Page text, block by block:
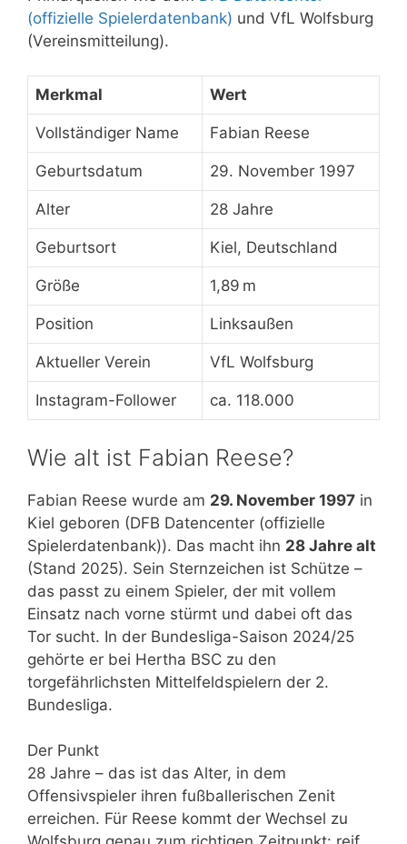
(offizielle Spielerdatenbank) und VfL Wolfsburg
(Vereinsmitteilung).
Merkmal Wert
Vollständiger Name Fabian Reese
Geburtsdatum 29. November 1997
Alter 28 Jahre
Geburtsort Kiel, Deutschland
Größe 1,89 m
Position Linksaußen
Aktueller Verein VfL Wolfsburg
Instagram-Follower ca. 118.000
Wie alt ist Fabian Reese?
Fabian Reese wurde am 29. November 1997 in
Kiel geboren (DFB Datencenter (offizielle
Spielerdatenbank)). Das macht ihn 28 Jahre alt
(Stand 2025). Sein Sternzeichen ist Schütze –
das passt zu einem Spieler, der mit vollem
Einsatz nach vorne stürmt und dabei oft das
Tor sucht. In der Bundesliga-Saison 2024/25
gehörte er bei Hertha BSC zu den
torgefährlichsten Mittelfeldspielern der 2.
Bundesliga.
Der Punkt
28 Jahre – das ist das Alter, in dem
Offensivspieler ihren fußballerischen Zenit
erreichen. Für Reese kommt der Wechsel zu